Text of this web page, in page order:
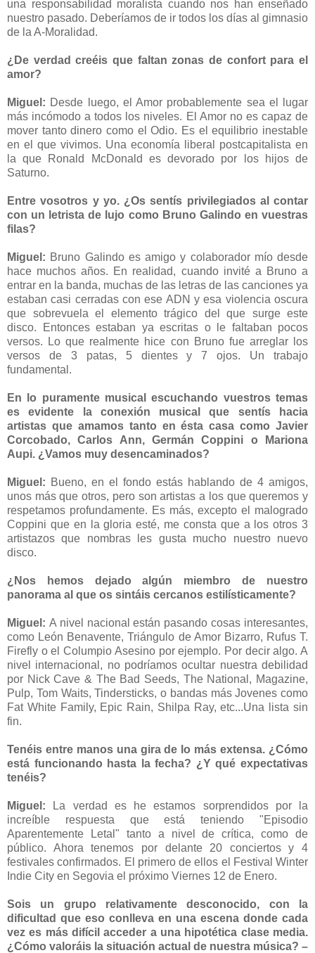
una responsabilidad moralista cuando nos han enseñado
nuestro pasado. Deberíamos de ir todos los días al gimnasio
de la A-Moralidad.
¿De verdad creéis que faltan zonas de confort para el
amor?
Miguel: Desde luego, el Amor probablemente sea el lugar
más incómodo a todos los niveles. El Amor no es capaz de
mover tanto dinero como el Odio. Es el equilibrio inestable
en el que vivimos. Una economía liberal postcapitalista en
la que Ronald McDonald es devorado por los hijos de
Saturno.
Entre vosotros y yo. ¿Os sentís privilegiados al contar
con un letrista de lujo como Bruno Galindo en vuestras
filas?
Miguel: Bruno Galindo es amigo y colaborador mío desde
hace muchos años. En realidad, cuando invité a Bruno a
entrar en la banda, muchas de las letras de las canciones ya
estaban casi cerradas con ese ADN y esa violencia oscura
que sobrevuela el elemento trágico del que surge este
disco. Entonces estaban ya escritas o le faltaban pocos
versos. Lo que realmente hice con Bruno fue arreglar los
versos de 3 patas, 5 dientes y 7 ojos. Un trabajo
fundamental.
En lo puramente musical escuchando vuestros temas
es evidente la conexión musical que sentís hacia
artistas que amamos tanto en ésta casa como Javier
Corcobado, Carlos Ann, Germán Coppini o Mariona
Aupi. ¿Vamos muy desencaminados?
Miguel: Bueno, en el fondo estás hablando de 4 amigos,
unos más que otros, pero son artistas a los que queremos y
respetamos profundamente. Es más, excepto el malogrado
Coppini que en la gloria esté, me consta que a los otros 3
artistazos que nombras les gusta mucho nuestro nuevo
disco.
¿Nos hemos dejado algún miembro de nuestro
panorama al que os sintáis cercanos estilísticamente?
Miguel: A nivel nacional están pasando cosas interesantes,
como León Benavente, Triángulo de Amor Bizarro, Rufus T.
Firefly o el Columpio Asesino por ejemplo. Por decir algo. A
nivel internacional, no podríamos ocultar nuestra debilidad
por Nick Cave & The Bad Seeds, The National, Magazine,
Pulp, Tom Waits, Tindersticks, o bandas más Jovenes como
Fat White Family, Epic Rain, Shilpa Ray, etc...Una lista sin
fin.
Tenéis entre manos una gira de lo más extensa. ¿Cómo
está funcionando hasta la fecha? ¿Y qué expectativas
tenéis?
Miguel: La verdad es he estamos sorprendidos por la
increíble respuesta que está teniendo "Episodio
Aparentemente Letal" tanto a nivel de crítica, como de
público. Ahora tenemos por delante 20 conciertos y 4
festivales confirmados. El primero de ellos el Festival Winter
Indie City en Segovia el próximo Viernes 12 de Enero.
Sois un grupo relativamente desconocido, con la
dificultad que eso conlleva en una escena donde cada
vez es más difícil acceder a una hipotética clase media.
¿Cómo valoráis la situación actual de nuestra música? –